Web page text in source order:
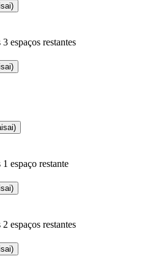
3 espaços restantes
1 espaço restante
2 espaços restantes